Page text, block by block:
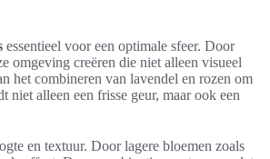
essentieel voor een optimale sfeer. Door
omgeving creëren die niet alleen visueel
het combineren van lavendel en rozen om
niet alleen een frisse geur, maar ook een
en textuur. Door lagere bloemen zoals